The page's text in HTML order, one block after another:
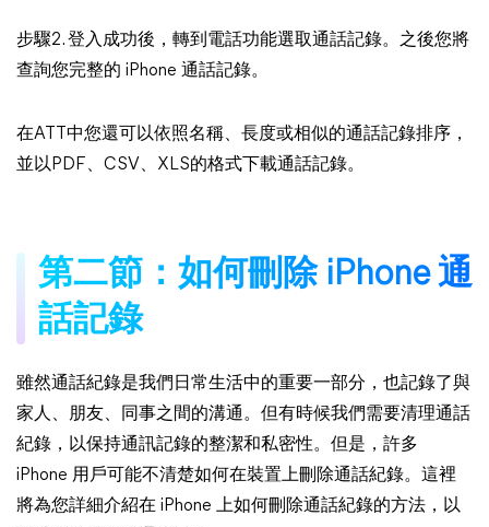
步驟2. 登入成功後，轉到電話功能選取通話記錄。之後您將
查詢您完整的 iPhone 通話記錄。
在ATT中您還可以依照名稱、長度或相似的通話記錄排序，
並以PDF、CSV、XLS的格式下載通話記錄。
第二節：如何刪除 iPhone 通
話記錄
雖然通話紀錄是我們日常生活中的重要一部分，也記錄了與
家人、朋友、同事之間的溝通。但有時候我們需要清理通話
紀錄，以保持通訊記錄的整潔和私密性。但是，許多
iPhone 用戶可能不清楚如何在裝置上刪除通話紀錄。這裡
將為您詳細介紹在 iPhone 上如何刪除通話紀錄的方法，以